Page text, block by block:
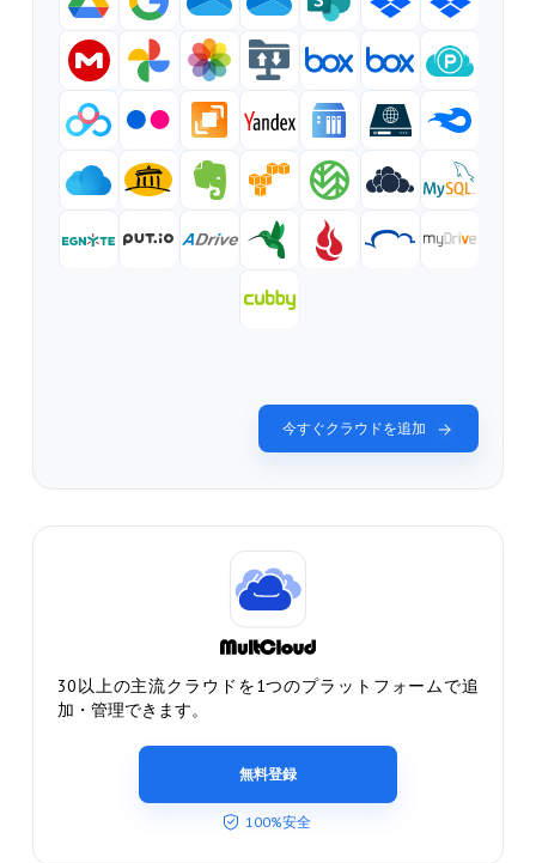
今すぐクラウドを追加
30以上の主流クラウドを1つのプラットフォームで追
加・管理できます。
無料登録
100%安全